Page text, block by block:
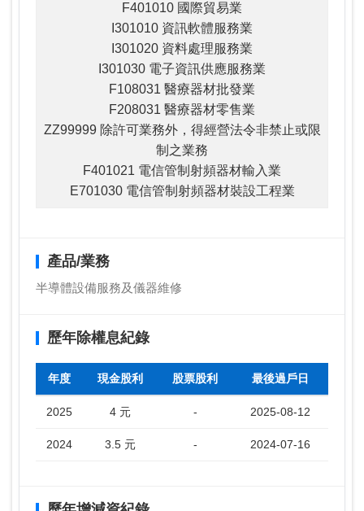
F401010 國際貿易業
I301010 資訊軟體服務業
I301020 資料處理服務業
I301030 電子資訊供應服務業
F108031 醫療器材批發業
F208031 醫療器材零售業
ZZ99999 除許可業務外，得經營法令非禁止或限
制之業務
F401021 電信管制射頻器材輸入業
E701030 電信管制射頻器材裝設工程業
產品/業務
半導體設備服務及儀器維修
歷年除權息紀錄
年度 現金股利 股票股利 最後過戶日
2025 4 元 - 2025-08-12
2024 3.5 元 - 2024-07-16